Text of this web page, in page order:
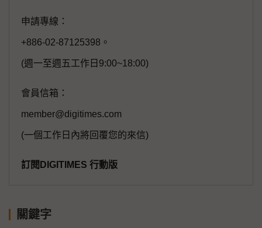
申請專線：
+886-02-87125398。
(週一至週五工作日9:00~18:00)
會員信箱：
member@digitimes.com
(一個工作日內將回覆您的來信)
訂閱DIGITIMES 行動版
關鍵字